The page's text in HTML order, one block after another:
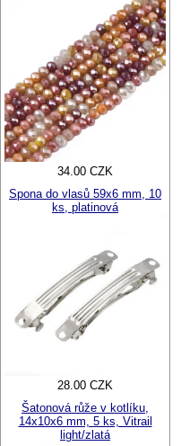
34.00 CZK
Spona do vlasů 59x6 mm, 10
ks, platinová
28.00 CZK
Šatonová růže v kotlíku,
14x10x6 mm, 5 ks, Vitrail
light/zlatá